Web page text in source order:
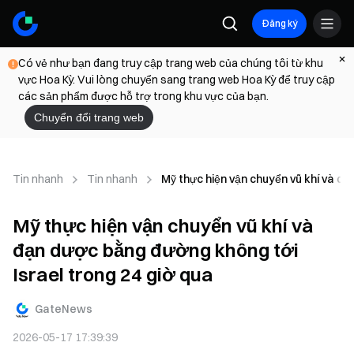
Đăng ký
Có vẻ như bạn đang truy cập trang web của chúng tôi từ khu
vực Hoa Kỳ. Vui lòng chuyển sang trang web Hoa Kỳ để truy cập
các sản phẩm được hỗ trợ trong khu vực của bạn.
Chuyển đổi trang web
Tin nhanh Tin nhanh Mỹ thực hiện vận chuyển vũ khí và
Mỹ thực hiện vận chuyển vũ khí và
đạn dược bằng đường không tới
Israel trong 24 giờ qua
GateNews
2026-05-17 17:39:39